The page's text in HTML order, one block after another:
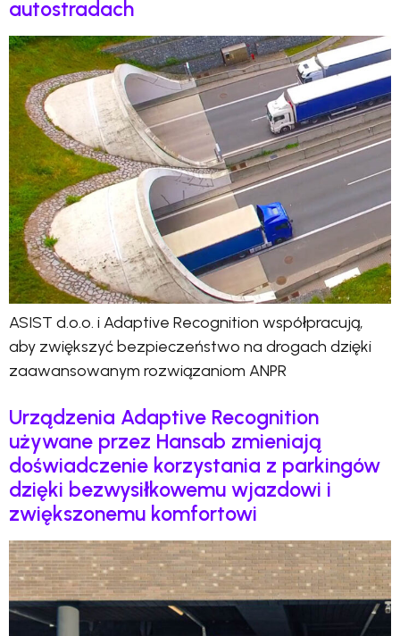
autostradach
ASIST d.o.o. i Adaptive Recognition współpracują,
aby zwiększyć bezpieczeństwo na drogach dzięki
zaawansowanym rozwiązaniom ANPR
Urządzenia Adaptive Recognition
używane przez Hansab zmieniają
doświadczenie korzystania z parkingów
dzięki bezwysiłkowemu wjazdowi i
zwiększonemu komfortowi